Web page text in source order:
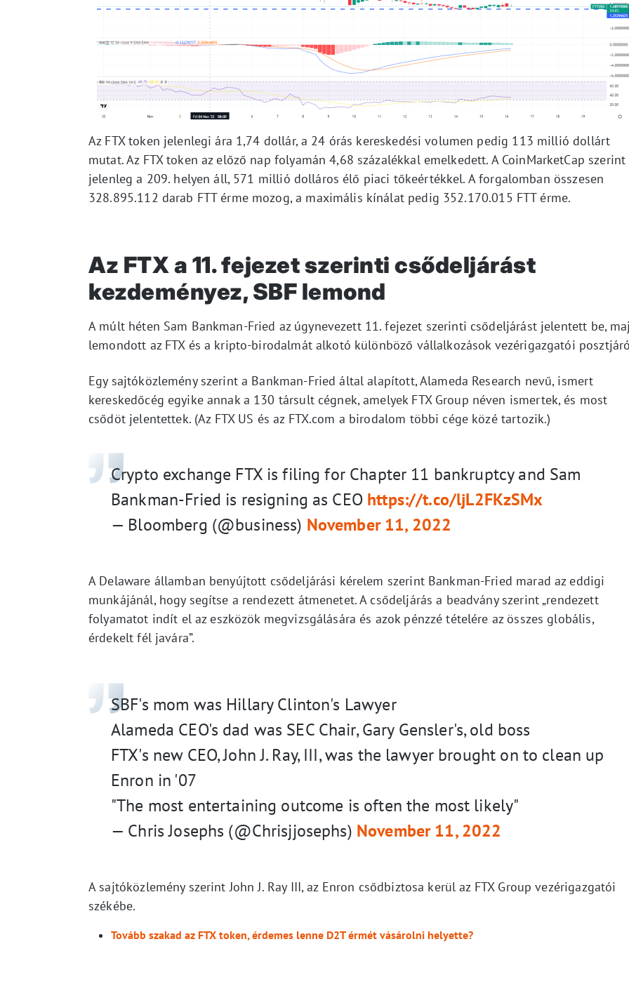
Az FTX token jelenlegi ára 1,74 dollár, a 24 órás kereskedési volumen pedig 113 millió dollárt
mutat. Az FTX token az előző nap folyamán 4,68 százalékkal emelkedett. A CoinMarketCap szerint
jelenleg a 209. helyen áll, 571 millió dolláros élő piaci tőkeértékkel. A forgalomban összesen
328.895.112 darab FTT érme mozog, a maximális kínálat pedig 352.170.015 FTT érme.
Az FTX a 11. fejezet szerinti csődeljárást
kezdeményez, SBF lemond
A múlt héten Sam Bankman-Fried az úgynevezett 11. fejezet szerinti csődeljárást jelentett be,
lemondott az FTX és a kripto-birodalmát alkotó különböző vállalkozások vezérigazgatói
Egy sajtóközlemény szerint a Bankman-Fried által alapított, Alameda Research nevű, ismert
kereskedőcég egyike annak a 130 társult cégnek, amelyek FTX Group néven ismertek, és most
csődöt jelentettek. (Az FTX US és az FTX.com a birodalom többi cége közé tartozik.)
Crypto exchange FTX is filing for Chapter 11 bankruptcy and Sam
Bankman-Fried is resigning as CEO https://t.co/ljL2FKzSMx
— Bloomberg (@business) November 11, 2022
A Delaware államban benyújtott csődeljárási kérelem szerint Bankman-Fried marad az eddigi
munkájánál, hogy segítse a rendezett átmenetet. A csődeljárás a beadvány szerint „rendezett
folyamatot indít el az eszközök megvizsgálására és azok pénzzé tételére az összes globális,
érdekelt fél javára”.
SBF's mom was Hillary Clinton's Lawyer
Alameda CEO's dad was SEC Chair, Gary Gensler's, old boss
FTX's new CEO, John J. Ray, III, was the lawyer brought on to clean up
Enron in '07
"The most entertaining outcome is often the most likely"
— Chris Josephs (@Chrisjjosephs) November 11, 2022
A sajtóközlemény szerint John J. Ray III, az Enron csődbiztosa kerül az FTX Group vezérigazgatói
székébe.
Tovább szakad az FTX token, érdemes lenne D2T érmét vásárolni helyette?